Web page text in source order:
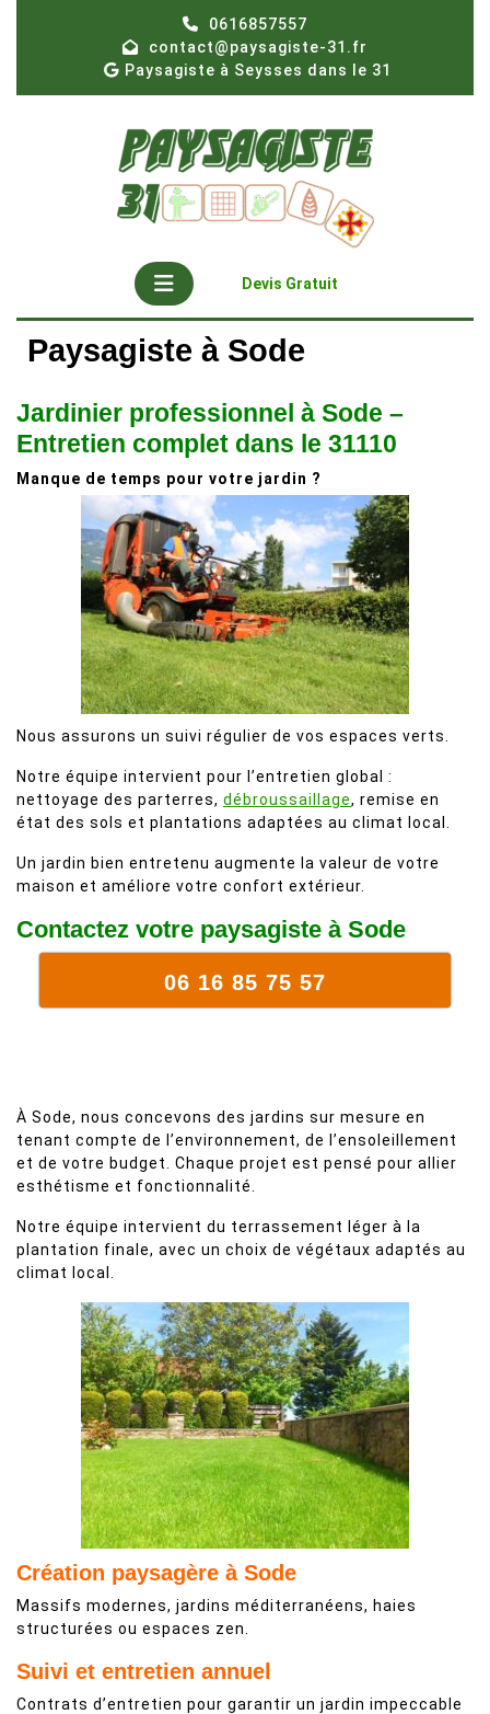
0616857557
contact@paysagiste-31.fr
Paysagiste à Seysses dans le 31
Open
Button
Devis Gratuit
Paysagiste à Sode
Jardinier professionnel à Sode –
Entretien complet dans le 31110
Manque de temps pour votre jardin ?
Nous assurons un suivi régulier de vos espaces verts.
Notre équipe intervient pour l’entretien global :
nettoyage des parterres, débroussaillage, remise en
état des sols et plantations adaptées au climat local.
Un jardin bien entretenu augmente la valeur de votre
maison et améliore votre confort extérieur.
Contactez votre paysagiste à Sode
06 16 85 75 57
À Sode, nous concevons des jardins sur mesure en
tenant compte de l’environnement, de l’ensoleillement
et de votre budget. Chaque projet est pensé pour allier
esthétisme et fonctionnalité.
Notre équipe intervient du terrassement léger à la
plantation finale, avec un choix de végétaux adaptés au
climat local.
Création paysagère à Sode
Massifs modernes, jardins méditerranéens, haies
structurées ou espaces zen.
Suivi et entretien annuel
Contrats d’entretien pour garantir un jardin impeccable